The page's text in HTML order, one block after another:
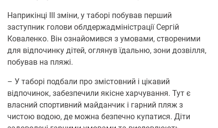
Наприкінці ІІІ зміни, у таборі побував перший
заступник голови облдержадміністрації Сергій
Коваленко. Він ознайомився з умовами, створеними
для відпочинку дітей, оглянув їдальню, зони дозвілля,
побував на пляжі.
– У таборі подбали про змістовний і цікавий
відпочинок, забезпечили якісне харчування. Тут є
власний спортивний майданчик і гарний пляж з
чистою водою, де можна безпечно купатися. Діти